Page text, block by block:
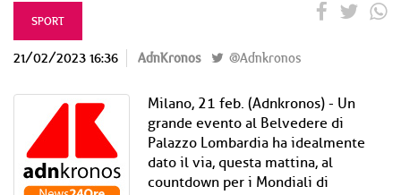
SPORT
21/02/2023 16:36 AdnKronos @Adnkronos
Milano, 21 feb. (Adnkronos) - Un
grande evento al Belvedere di
Palazzo Lombardia ha idealmente
dato il via, questa mattina, al
countdown per i Mondiali di